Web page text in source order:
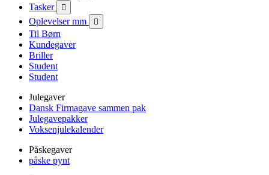
Tasker 
Oplevelser mm 
Til Børn
Kundegaver
Briller
Student
Student
Julegaver
Dansk Firmagave sammen pak
Julegavepakker
Voksenjulekalender
Påskegaver
påske pynt